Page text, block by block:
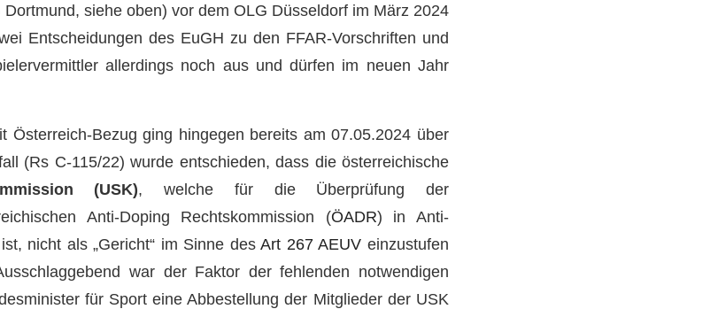
siehe oben) vor dem OLG Düsseldorf im März 2024
Entscheidungen des EuGH zu den FFAR-Vorschriften und
allerdings noch aus und dürfen im neuen Jahr
Österreich-Bezug ging hingegen bereits am 07.05.2024 über
(Rs C-115/22) wurde entschieden, dass die österreichische
(USK), welche für die Überprüfung der
Anti-Doping Rechtskommission (ÖADR) in Anti-
nicht als „Gericht“ im Sinne desArt 267 AEUV einzustufen
war der Faktor der fehlenden notwendigen
für Sport eine Abbestellung der Mitglieder der USK